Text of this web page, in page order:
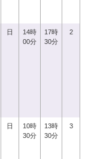
日
14時
00分
17時
30分
2
日
10時
30分
13時
30分
3